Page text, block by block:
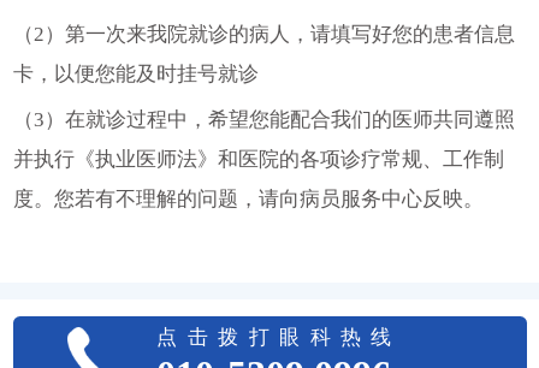
（2）第一次来我院就诊的病人，请填写好您的患者信息
卡，以便您能及时挂号就诊
（3）在就诊过程中，希望您能配合我们的医师共同遵照
并执行《执业医师法》和医院的各项诊疗常规、工作制
度。您若有不理解的问题，请向病员服务中心反映。
点击拨打眼科热线